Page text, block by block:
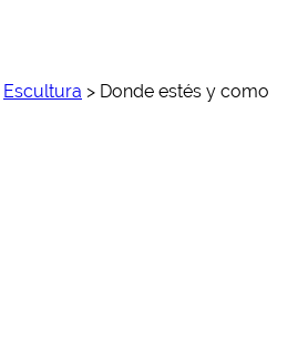
Escultura > Donde estés y como